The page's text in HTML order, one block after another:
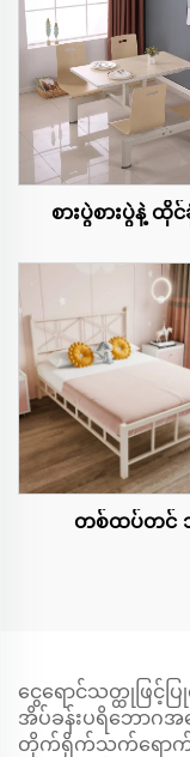
စားပွဲစားပွဲနဲ့ ထို
တစ်ထပ်တင်
ငွေရောင်သတ္ထုဖြ
အိပ်ခန်းပရိဘောဂအ
တိုက်ရိုက်သက်ရောက်မှုရှိ